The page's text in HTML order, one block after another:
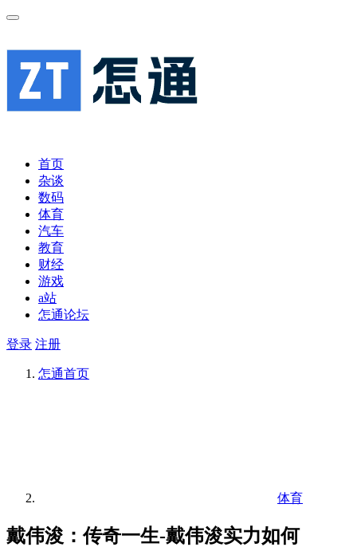
首页
杂谈
数码
体育
汽车
教育
财经
游戏
a站
怎通论坛
登录 注册
怎通首页
体育
戴伟浚：传奇一生-戴伟浚实力如何